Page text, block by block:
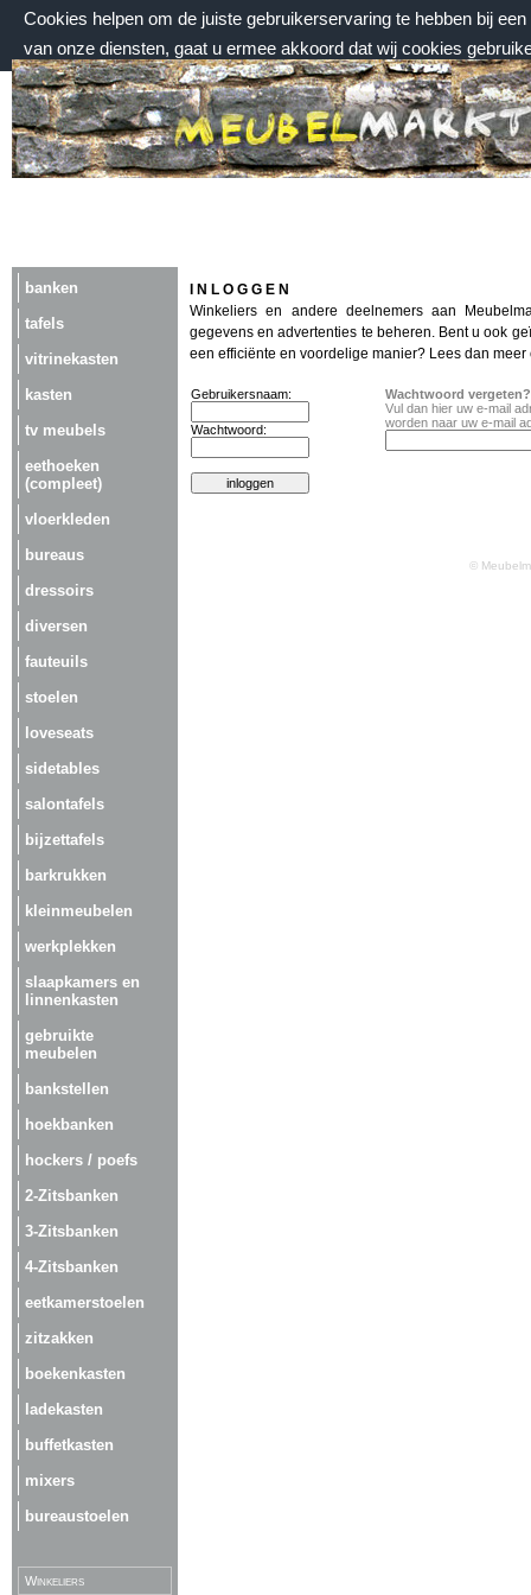
Cookies helpen om de juiste gebruikerservaring te hebben bij
van onze diensten, gaat u ermee akkoord dat wij cookies
vrijdag 7 augustus 2026, 21:18 uur
Welkom bij Meubelmarktplein.nl
banken
tafels
vitrinekasten
kasten
tv meubels
eethoeken
(compleet)
vloerkleden
bureaus
dressoirs
diversen
fauteuils
stoelen
loveseats
sidetables
salontafels
bijzettafels
barkrukken
kleinmeubelen
werkplekken
slaapkamers en
linnenkasten
gebruikte
meubelen
bankstellen
hoekbanken
hockers / poefs
2-Zitsbanken
3-Zitsbanken
4-Zitsbanken
eetkamerstoelen
zitzakken
boekenkasten
ladekasten
buffetkasten
mixers
bureaustoelen
Winkeliers
I N L O G G E N
Winkeliers en andere deelnemers aan
gegevens en advertenties te beheren. Bent u ook
een efficiënte en voordelige manier? Lees dan
Gebruikersnaam:
Wachtwoord:
Wachtwoord vergeten?
Vul dan hier uw e-mail
worden naar uw e-mail
©